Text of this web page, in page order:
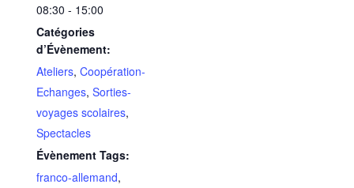
08:30 - 15:00
Catégories
d’Évènement:
Ateliers,Coopération-
Echanges,Sorties-
voyages scolaires,
Spectacles
Évènement Tags:
franco-allemand,